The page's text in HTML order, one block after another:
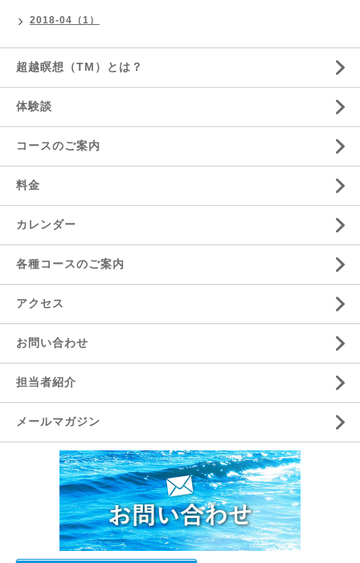
2018-04（1）
超越瞑想（TM）とは？
体験談
コースのご案内
料金
カレンダー
各種コースのご案内
アクセス
お問い合わせ
担当者紹介
メールマガジン